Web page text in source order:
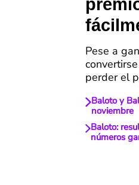
Pese a
perder el
Baloto y
noviembre
Baloto:
números